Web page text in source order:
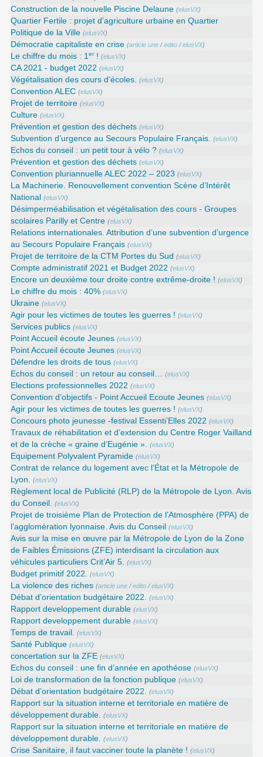
Construction de la nouvelle Piscine Delaune (elusVX)
Quartier Fertile : projet d’agriculture urbaine en Quartier
Politique de la Ville (elusVX)
Démocratie capitaliste en crise (article une /edito /elusVX)
Le chiffre du mois : 1er! (elusVX)
CA 2021 - budget 2022 (elusVX)
Végétalisation des cours d’écoles. (elusVX)
Convention ALEC (elusVX)
Projet de territoire (elusVX)
Culture (elusVX)
Prévention et gestion des déchets (elusVX)
Subvention d’urgence au Secours Populaire Français. (elusVX)
Echos du conseil : un petit tour à vélo ? (elusVX)
Prévention et gestion des déchets (elusVX)
Convention pluriannuelle ALEC 2022 – 2023 (elusVX)
La Machinerie. Renouvellement convention Scène d’Intérêt
National
(elusVX)
Désimperméabilisation et végétalisation des cours - Groupes
scolaires Parilly et Centre (elusVX)
Relations internationales. Attribution d’une subvention d’urgence
au Secours Populaire Français (elusVX)
Projet de territoire de la CTM Portes du Sud (elusVX)
Compte administratif 2021 et Budget 2022 (elusVX)
Encore un deuxième tour droite contre extrême-droite ! (elusVX)
Le chiffre du mois : 40% (elusVX)
Ukraine (elusVX)
Agir pour les victimes de toutes les guerres ! (elusVX)
Services publics (elusVX)
Point Accueil écoute Jeunes (elusVX)
Point Accueil écoute Jeunes (elusVX)
Défendre les droits de tous (elusVX)
Echos du conseil : un retour au conseil… (elusVX)
Elections professionnelles 2022 (elusVX)
Convention d’objectifs - Point Accueil Ecoute Jeunes (elusVX)
Agir pour les victimes de toutes les guerres ! (elusVX)
Concours photo jeunesse -festival Essenti’Elles 2022 (elusVX)
Travaux de réhabilitation et d’extension du Centre Roger Vailland
et de la crèche « graine d’Eugénie ». (elusVX)
Equipement Polyvalent Pyramide (elusVX)
Contrat de relance du logement avec l’État et la Métropole de
Lyon. (elusVX)
Règlement local de Publicité (RLP) de la Métropole de Lyon. Avis
du Conseil. (elusVX)
Projet de troisième Plan de Protection de l’Atmosphère (PPA) de
l’agglomération lyonnaise. Avis du Conseil
(elusVX)
Avis sur la mise en œuvre par la Métropole de Lyon de la Zone
de Faibles Émissions (ZFE) interdisant la circulation aux
véhicules particuliers Crit’Air 5. (elusVX)
Budget primitif 2022. (elusVX)
La violence des riches (article une /edito /elusVX)
Débat d’orientation budgétaire 2022. (elusVX)
Rapport developpement durable (elusVX)
Rapport developpement durable (elusVX)
Temps de travail. (elusVX)
Santé Publique (elusVX)
concertation sur la ZFE (elusVX)
Echos du conseil : une fin d’année en apothéose (elusVX)
Loi de transformation de la fonction publique (elusVX)
Débat d’orientation budgétaire 2022. (elusVX)
Rapport sur la situation interne et territoriale en matière de
développement durable. (elusVX)
Rapport sur la situation interne et territoriale en matière de
développement durable. (elusVX)
Crise Sanitaire, il faut vacciner toute la planète ! (elusVX)